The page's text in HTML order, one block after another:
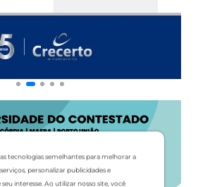
tecnologias semelhantes para melhorar a
personalizar publicidades e
interesse. Ao utilizar nosso site, você